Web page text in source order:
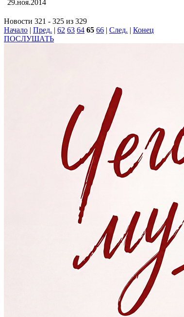
29.ноя.2014
Новости 321 - 325 из 329
Начало | Пред. | 62 63 64 65 66 | След. | Конец
ПОСЛУШАТЬ